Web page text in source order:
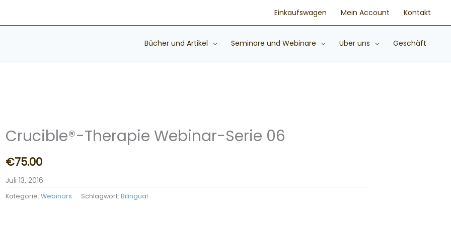
Einkaufswagen Mein Account Kontakt
Bücher und Artikel Seminare und Webinare Über uns Geschäft
Crucible®-Therapie Webinar-Serie 06
€75.00
Juli 13, 2016
Kategorie:Webinars Schlagwort:Bilingual